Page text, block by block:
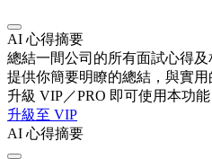
AI 心得摘要
總結一間公司的所有面試心得及
提供你簡要明瞭的總結，與實用
升級 VIP／PRO 即可使用本功能
升級至 VIP
AI 心得摘要